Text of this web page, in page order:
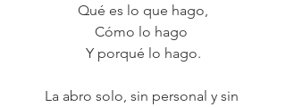
Qué es lo que hago,
Cómo lo hago
Y porqué lo hago.
La abro solo, sin personal y sin